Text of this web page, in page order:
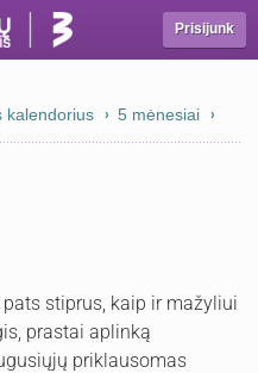
Prisijunk
kalendorius 5 mėnesiai
stiprus, kaip ir mažyliui
prastai aplinką
priklausomas